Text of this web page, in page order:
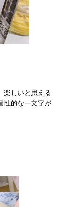
楽しいと思える
性的な一文字が